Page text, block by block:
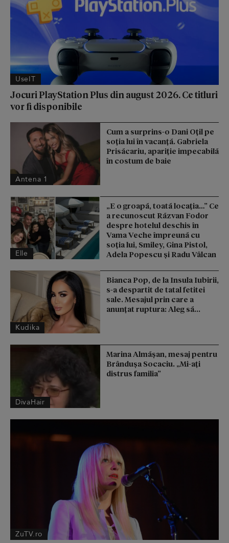
UseIT
Jocuri PlayStation Plus din august 2026. Ce titluri
vor fi disponibile
Antena 1
Cum a surprins-o Dani Oțil pe
soția lui în vacanță. Gabriela
Prisăcariu, apariție impecabilă
în costum de baie
Elle
„E o groapă, toată locația…” Ce
a recunoscut Răzvan Fodor
despre hotelul deschis în
Vama Veche împreună cu
soția lui, Smiley, Gina Pistol,
Adela Popescu și Radu Vâlcan
Kudika
Bianca Pop, de la Insula Iubirii,
s-a despartit de tatal fetitei
sale. Mesajul prin care a
anunțat ruptura: Aleg să...
DivaHair
Marina Almășan, mesaj pentru
Brândușa Socaciu. „Mi-ați
distrus familia”
ZuTV.ro